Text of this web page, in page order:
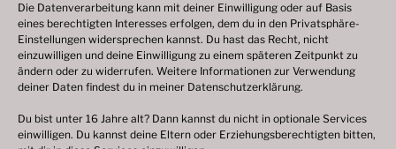
Die Datenverarbeitung kann mit deiner Einwilligung oder auf Basis
eines berechtigten Interesses erfolgen, dem du in den Privatsphäre-
Einstellungen widersprechen kannst. Du hast das Recht, nicht
einzuwilligen und deine Einwilligung zu einem späteren Zeitpunkt zu
ändern oder zu widerrufen. Weitere Informationen zur Verwendung
deiner Daten findest du in meiner Datenschutzerklärung.
Du bist unter 16 Jahre alt? Dann kannst du nicht in optionale Services
einwilligen. Du kannst deine Eltern oder Erziehungsberechtigten bitten,
© 2003 – 2025 nilsbenthien.de,Datenschutzerklärung
|Cookie-Richtlinie EU|Impressum